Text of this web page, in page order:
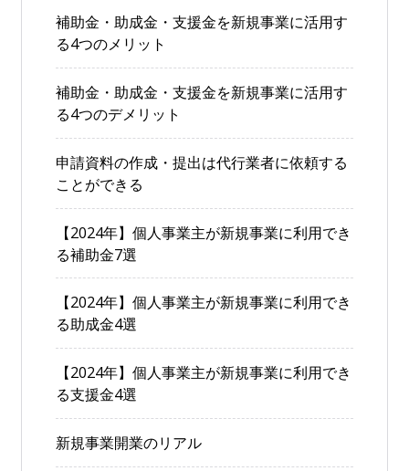
補助金・助成金・支援金を新規事業に活用す
る4つのメリット
補助金・助成金・支援金を新規事業に活用す
る4つのデメリット
申請資料の作成・提出は代行業者に依頼する
ことができる
【2024年】個人事業主が新規事業に利用でき
る補助金7選
【2024年】個人事業主が新規事業に利用でき
る助成金4選
【2024年】個人事業主が新規事業に利用でき
る支援金4選
新規事業開業のリアル